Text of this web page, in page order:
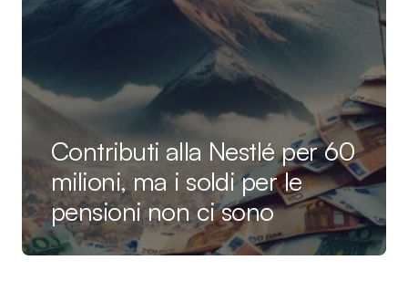
Contributi alla Nestlé per 60
milioni, ma i soldi per le
pensioni non ci sono